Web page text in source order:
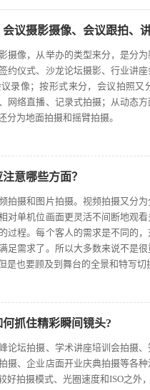
议摄影摄像、会议跟拍、
摄像，从举办的类型来分，是分
约仪式、沙龙论坛摄影、行业讲
录像；按形式来分，会议拍照又
网络直播、记录式拍摄；从动态
分为地面拍摄和摇臂拍摄。
意哪些方面？
拍摄和图片拍摄。视频拍摄又分
对单机位画面更灵活不间断地观
过程。每个客人的需求是不同的
足需求了。所以大多数来说不是
是也要顾及到舞台的全景和特写切
抓住精彩瞬间镜头?
论坛拍摄、学术讲座培训会拍摄
摄、企业店面开业庆典拍摄等各
拍摄模式、光圈速度和ISO之外